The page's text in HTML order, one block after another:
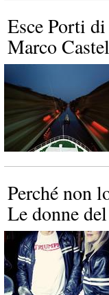
Esce Porti
Marco
Perché non
Le donne